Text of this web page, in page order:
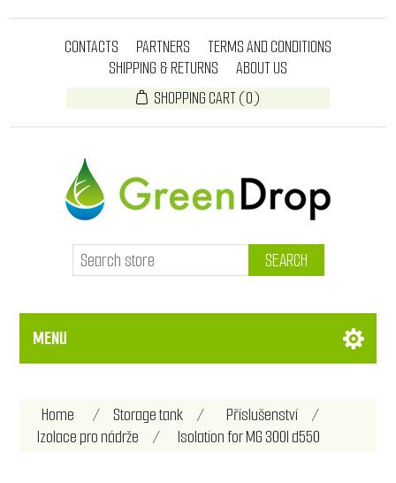
CONTACTS PARTNERS
TERMS AND CONDITIONS
SHIPPING & RETURNS
ABOUT US
SHOPPING CART(0)
SEARCH
MENU
Home / Storage tank / Příslušenství
/
Izolace pro nádrže
/ Isolation for MG 300l d550